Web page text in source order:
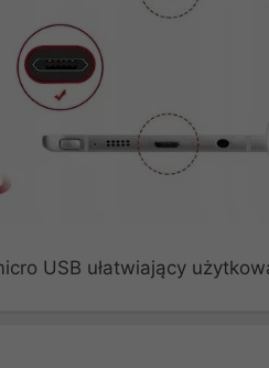
USB ułatwiający